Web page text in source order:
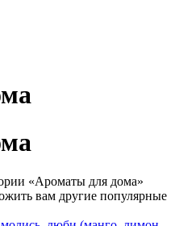
«Ароматы для дома»
вам другие популярные